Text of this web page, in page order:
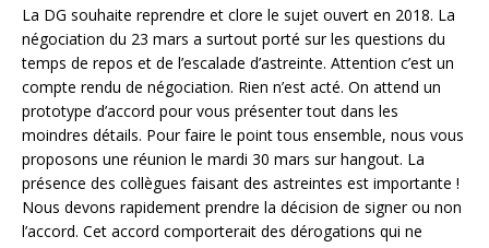
La DG souhaite reprendre et clore le sujet ouvert en 2018. La
négociation du 23 mars a surtout porté sur les questions du
temps de repos et de l’escalade d’astreinte. Attention c’est un
compte rendu de négociation. Rien n’est acté. On attend un
prototype d’accord pour vous présenter tout dans les
moindres détails. Pour faire le point tous ensemble, nous vous
proposons une réunion le mardi 30 mars sur hangout. La
présence des collègues faisant des astreintes est importante !
Nous devons rapidement prendre la décision de signer ou non
l’accord. Cet accord comporterait des dérogations qui ne